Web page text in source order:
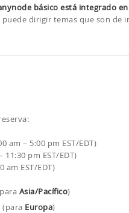
básico está integrado
dirigir temas que son de
am – 5:00 pm EST/EDT)
11:30 pm EST/EDT)
am EST/EDT)
Asia/Pacífico)
(para Europa)